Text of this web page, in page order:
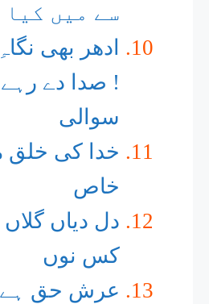
سے میں کیا
ادھر بھی
! صدا دے رہے
سوالی
خدا کی خلق
خاص
دل دیاں
کس نوں
عرشِ حق ہے